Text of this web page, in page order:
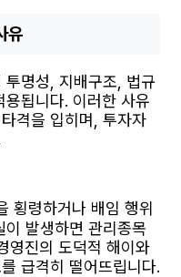
유
투명성, 지배구조, 법규
됩니다. 이러한 사유
격을 입히며, 투자자
횡령하거나 배임 행위
발생하면 관리종목
영진의 도덕적 해이와
급격히 떨어뜨립니다.